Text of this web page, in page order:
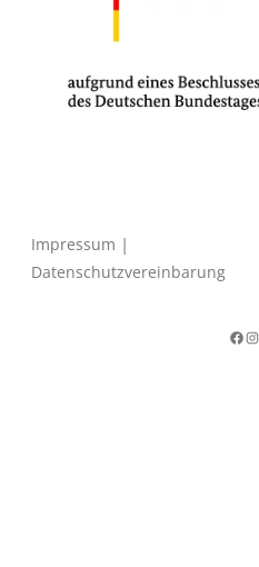
Impressum |
Datenschutzvereinbarung
Facebook Instagram